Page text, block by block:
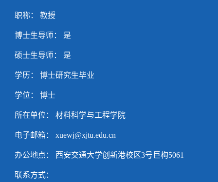
职称： 教授
博士生导师： 是
硕士生导师： 是
学历： 博士研究生毕业
学位： 博士
所在单位： 材料科学与工程学院
电子邮箱： xuewj@xjtu.edu.cn
办公地点： 西安交通大学创新港校区3号巨构5061
联系方式：